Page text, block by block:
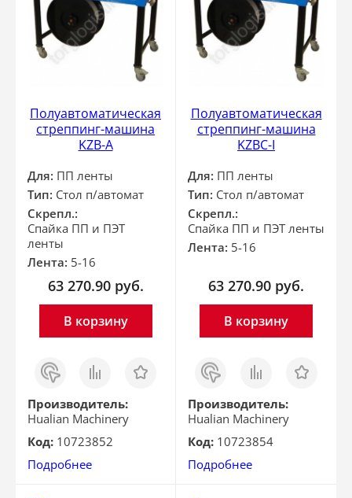
Полуавтоматическая
стреппинг-машина
KZB-A
Для: ПП ленты
Тип: Стол п/автомат
Скрепл.:
Спайка ПП и ПЭТ
ленты
Лента: 5-16
63 270.90 руб.
В корзину
Заказ
в 1
клик
Сравнить Отложить
Производитель:
Hualian Machinery
Код: 10723852
Подробнее
Полуавтоматическая
стреппинг-машина
KZBC-I
Для: ПП ленты
Тип: Стол п/автомат
Скрепл.:
Спайка ПП и ПЭТ ленты
Лента: 5-16
63 270.90 руб.
В корзину
Заказ
в 1
клик
Сравнить Отложить
Производитель:
Hualian Machinery
Код: 10723854
Подробнее